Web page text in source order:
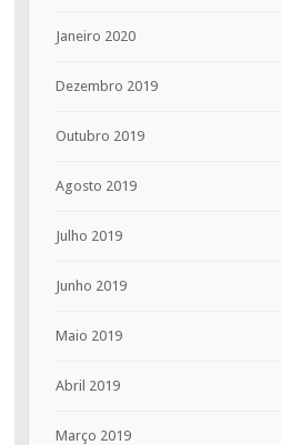
Janeiro 2020
Dezembro 2019
Outubro 2019
Agosto 2019
Julho 2019
Junho 2019
Maio 2019
Abril 2019
Março 2019